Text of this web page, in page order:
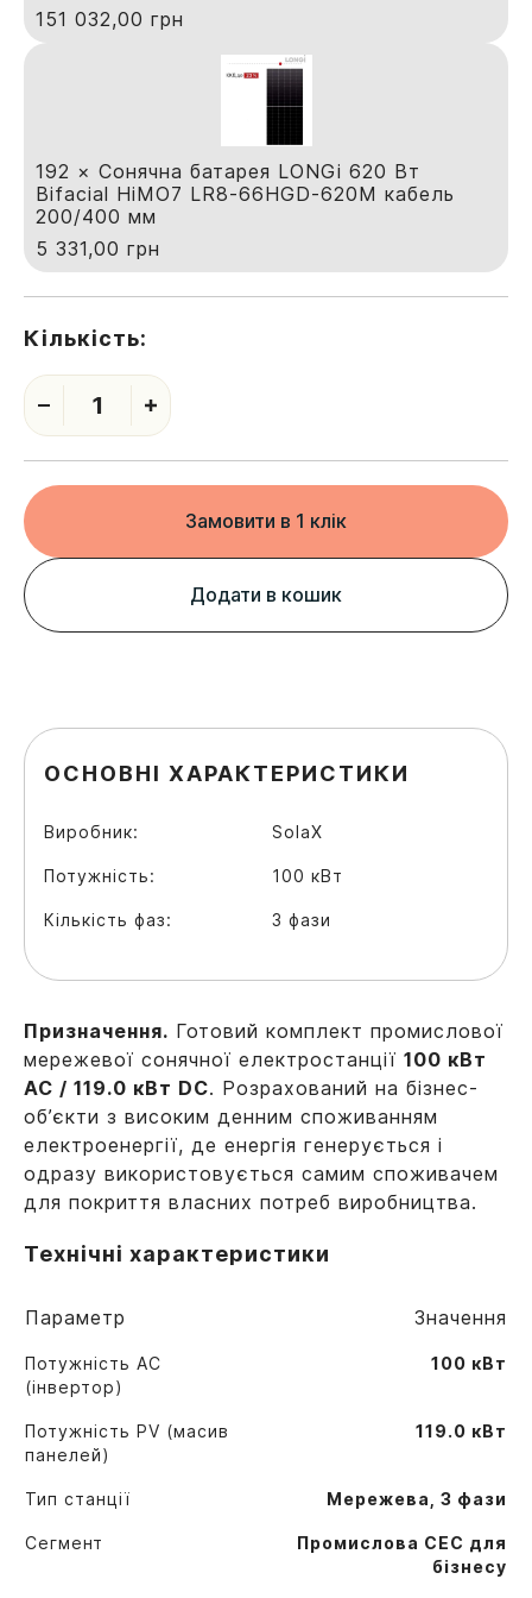
151 032,00 грн
192 × Сонячна батарея LONGi 620 Вт
Bifacial HiMO7 LR8-66HGD-620М кабель
200/400 мм
5 331,00 грн
Кількість:
1
Замовити в 1 клік
Додати в кошик
Призначення. Готовий комплект промислової
мережевої сонячної електростанції 100 кВт
AC / 119.0 кВт DC. Розрахований на бізнес-
об’єкти з високим денним споживанням
електроенергії, де енергія генерується і
одразу використовується самим споживачем
для покриття власних потреб виробництва.
Технічні характеристики
Параметр Значення
Потужність AC
(інвертор)
100 кВт
Потужність PV (масив
панелей)
119.0 кВт
Тип станції Мережева, 3 фази
Сегмент
Промислова СЕС для
бізнесу
ОСНОВНІ ХАРАКТЕРИСТИКИ
Виробник: SolaX
Потужність: 100 кВт
Кількість фаз: 3 фази